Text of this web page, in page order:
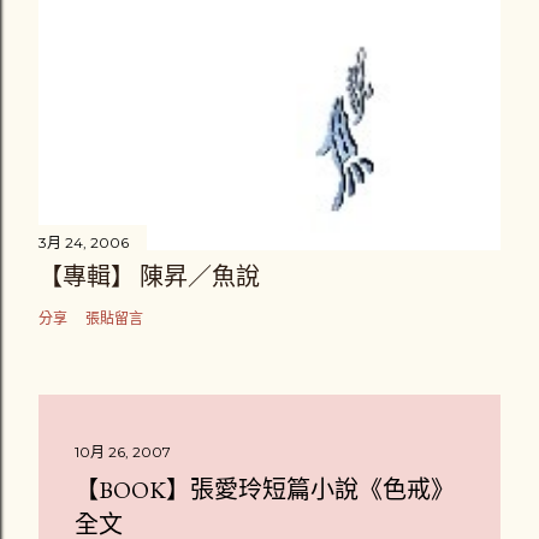
3月 24, 2006
【專輯】 陳昇／魚說
分享 張貼留言
10月 26, 2007
【BOOK】張愛玲短篇小說《色戒》
全文